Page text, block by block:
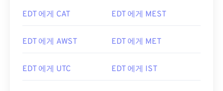
EDT 에게 CAT EDT 에게 MEST
EDT 에게 AWST EDT 에게 MET
EDT 에게 UTC EDT 에게 IST